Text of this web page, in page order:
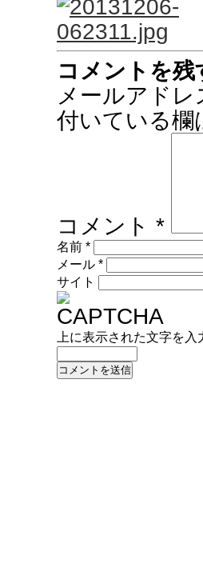
コメントを残
メールアド
付いている欄
コメント *
名前 *
メール *
サイト
上に表示された文字を